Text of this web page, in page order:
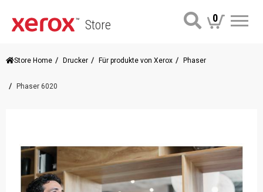
Store 0
Store Home Drucker Für produkte von Xerox Phaser
Phaser 6020